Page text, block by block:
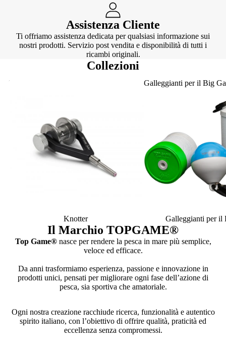
Assistenza Cliente
Ti offriamo assistenza dedicata per qualsiasi informazione sui
nostri prodotti. Servizio post vendita e disponibilità di tutti i
ricambi originali.
Collezioni
Knotter
Knotter
Galleggianti per il Big
Galleggianti per il
Il Marchio TOPGAME®
Top Game®nasce per rendere la pesca in mare più semplice,
veloce ed efficace.
Da anni trasformiamo esperienza, passione e innovazione in
prodotti unici, pensati per migliorare ogni fase dell’azione di
pesca, sia sportiva che amatoriale.
Ogni nostra creazione racchiude ricerca, funzionalità e autentico
spirito italiano, con l’obiettivo di offrire qualità, praticità ed
eccellenza senza compromessi.